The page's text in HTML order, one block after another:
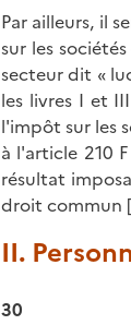
Par ailleurs, il
sur les
secteur dit «
les livres I et
l'impôt sur les
à l'article 210
résultat
droit commun [
II.
30